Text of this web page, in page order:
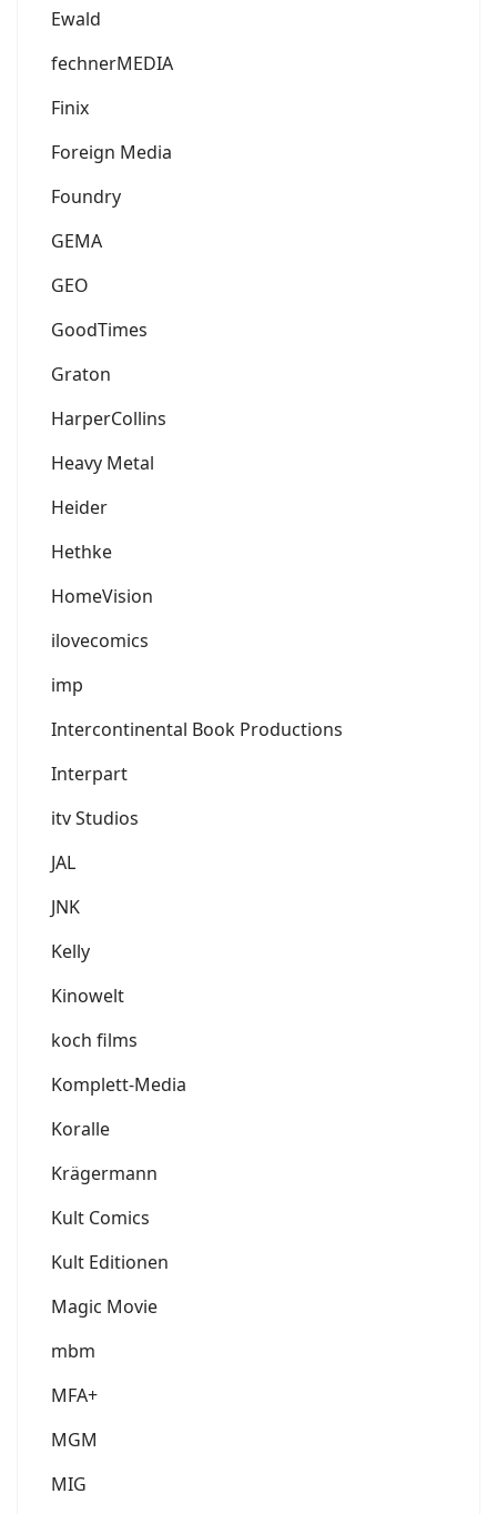
Ewald
fechnerMEDIA
Finix
Foreign Media
Foundry
GEMA
GEO
GoodTimes
Graton
HarperCollins
Heavy Metal
Heider
Hethke
HomeVision
ilovecomics
imp
Intercontinental Book Productions
Interpart
itv Studios
JAL
JNK
Kelly
Kinowelt
koch films
Komplett-Media
Koralle
Krägermann
Kult Comics
Kult Editionen
Magic Movie
mbm
MFA+
MGM
MIG